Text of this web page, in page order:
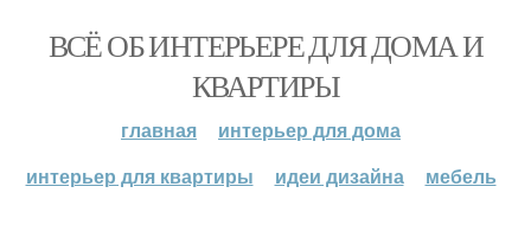
ВСЁ ОБ ИНТЕРЬЕРЕ ДЛЯ ДОМА И
КВАРТИРЫ
главная
интерьер для дома
интерьер для квартиры
идеи дизайна мебель